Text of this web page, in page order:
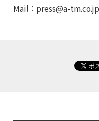
Mail： press@a-tm.co.jp